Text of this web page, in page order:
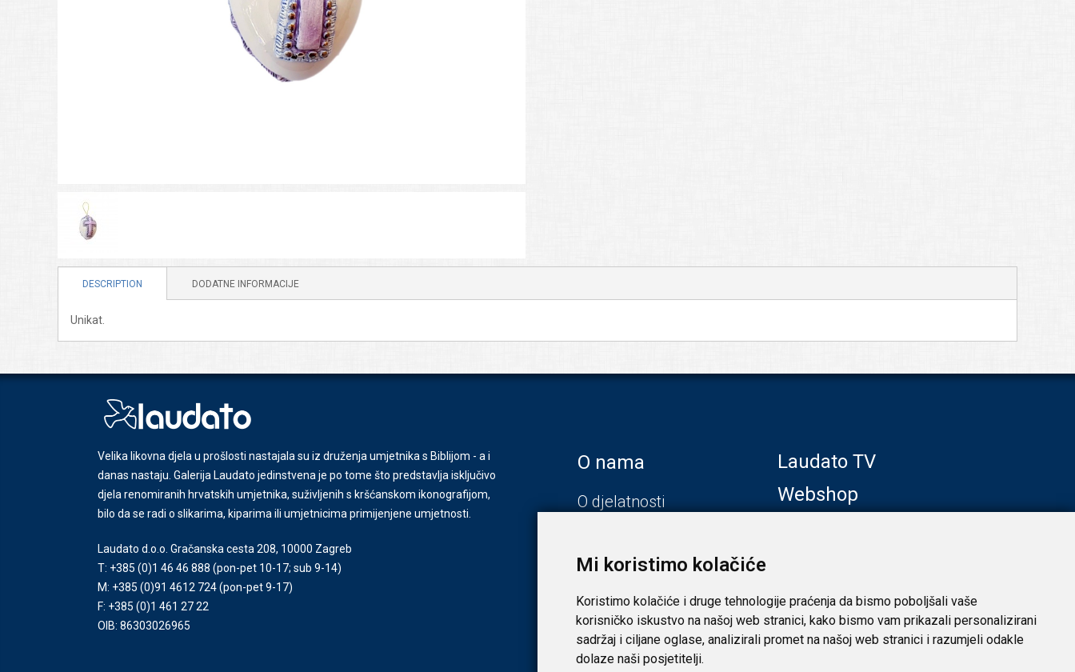
Mi koristimo kolačiće
Koristimo kolačiće i druge tehnologije praćenja da bismo poboljšali vaše
korisničko iskustvo na našoj web stranici, kako bismo vam prikazali personalizirani
sadržaj i ciljane oglase, analizirali promet na našoj web stranici i razumjeli odakle
dolaze naši posjetitelji.
DESCRIPTION DODATNE INFORMACIJE
Unikat.
Velika likovna djela u prošlosti nastajala su iz druženja umjetnika s Biblijom - a i
danas nastaju. Galerija Laudato jedinstvena je po tome što predstavlja isključivo
djela renomiranih hrvatskih umjetnika, suživljenih s kršćanskom ikonografijom,
bilo da se radi o slikarima, kiparima ili umjetnicima primijenjene umjetnosti.
Laudato d.o.o. Gračanska cesta 208, 10000 Zagreb
T: +385 (0)1 46 46 888 (pon-pet 10-17; sub 9-14)
M: +385 (0)91 4612 724(pon-pet 9-17)
F: +385 (0)1 461 27 22
OIB: 86303026965
O nama
O djelatnosti
Zadar
Laudato TV
Webshop